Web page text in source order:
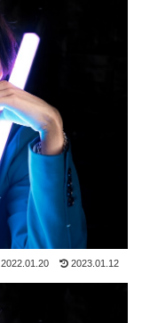
2022.01.20 2023.01.12